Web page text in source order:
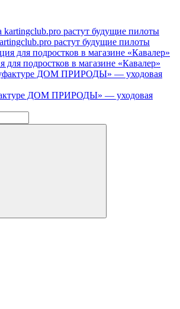
растут будущие пилоты
для подростков в магазине «Кавалер»
ДОМ ПРИРОДЫ» — уходовая